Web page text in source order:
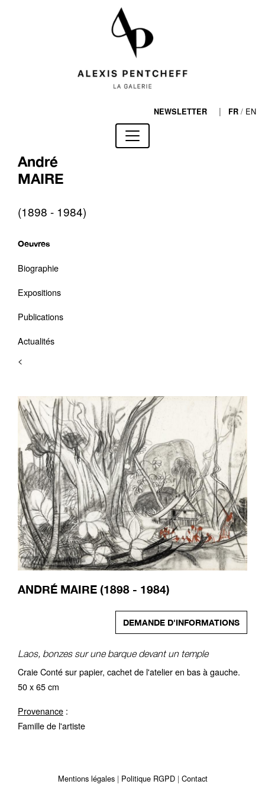
NEWSLETTER | FR / EN
André
MAIRE
(1898 - 1984)
Oeuvres
Biographie
Expositions
Publications
Actualités
<
ANDRÉ MAIRE (1898 - 1984)
DEMANDE D'INFORMATIONS
Laos, bonzes sur une barque devant un temple
Craie Conté sur papier, cachet de l'atelier en bas à gauche.
50 x 65 cm
Provenance :
Famille de l'artiste
Mentions légales Politique RGPD Contact